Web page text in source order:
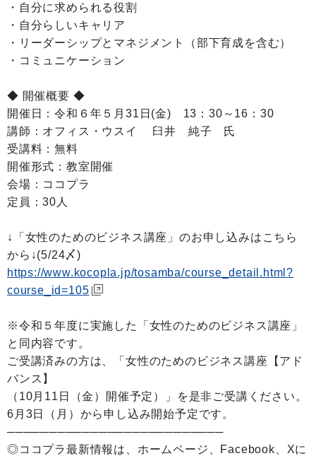
・自分に求められる役割
・自分らしいキャリア
・リーダーシップとマネジメント（部下育成を含む）
・コミュニケーション
◆ 開催概要 ◆
開催日：令和６年５月31日(金) 13：30～16：30
講師：オフィス・ウスイ 臼井 純子 氏
受講料：無料
開催形式：教室開催
会場：ココプラ
定員：30人
↓「女性のためのビジネス講座」のお申し込みはこちら
から↓(5/24〆)
https://www.kocopla.jp/tosamba/course_detail.html?
course_id=105
※令和５年度に実施した「女性のためのビジネス講座」
と同内容です。
ご受講済みの方は、「女性のためのビジネス講座【アド
バンス】
（10月11日（金）開催予定）」を是非ご受講ください。
6月3日（月）から申し込み開始予定です。
──────────────────────────
◎ココプラ最新情報は、ホームページ、Facebook、Xに